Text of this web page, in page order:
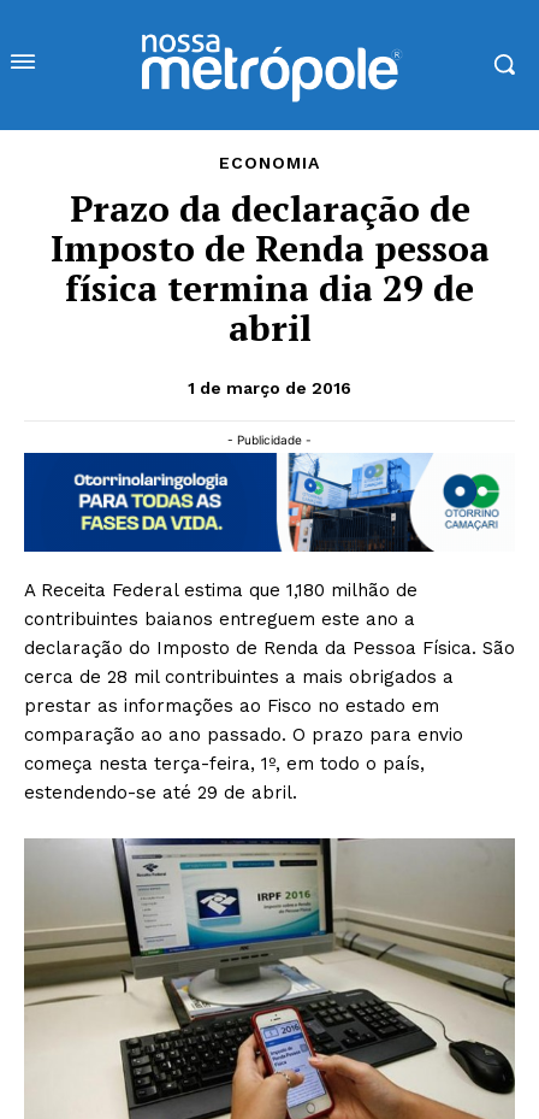
ECONOMIA
Prazo da declaração de
Imposto de Renda pessoa
física termina dia 29 de
abril
1 de março de 2016
- Publicidade -
A Receita Federal estima que 1,180 milhão de
contribuintes baianos entreguem este ano a
declaração do Imposto de Renda da Pessoa Física. São
cerca de 28 mil contribuintes a mais obrigados a
prestar as informações ao Fisco no estado em
comparação ao ano passado. O prazo para envio
começa nesta terça-feira, 1º, em todo o país,
estendendo-se até 29 de abril.